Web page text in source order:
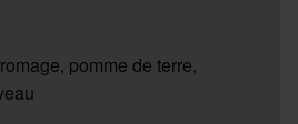
pomme de terre,